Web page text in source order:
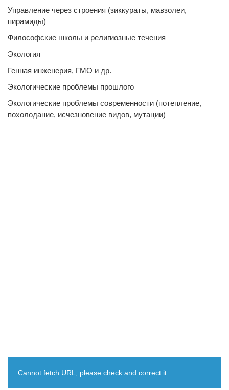
Управление через строения (зиккураты, мавзолеи,
пирамиды)
Философские школы и религиозные течения
Экология
Генная инженерия, ГМО и др.
Экологические проблемы прошлого
Экологические проблемы современности (потепление,
похолодание, исчезновение видов, мутации)
Cannot fetch URL, please check and correct it.